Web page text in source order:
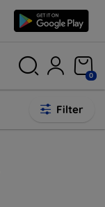
0
Filter